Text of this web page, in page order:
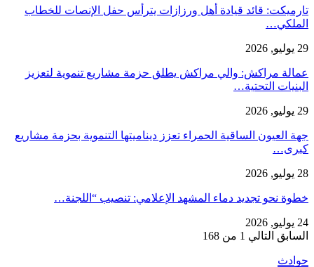
تارميكت: قائد قيادة أهل ورزازات يترأس حفل الإنصات للخطاب
الملكي…
29 يوليو, 2026
عمالة مراكش: والي مراكش يطلق حزمة مشاريع تنموية لتعزيز
البنيات التحتية…
29 يوليو, 2026
جهة العيون الساقية الحمراء تعزز ديناميتها التنموية بحزمة مشاريع
كبرى…
28 يوليو, 2026
​خطوة نحو تجديد دماء المشهد الإعلامي: تنصيب “اللجنة…
24 يوليو, 2026
السابق التالي 1 من 168
حوادث